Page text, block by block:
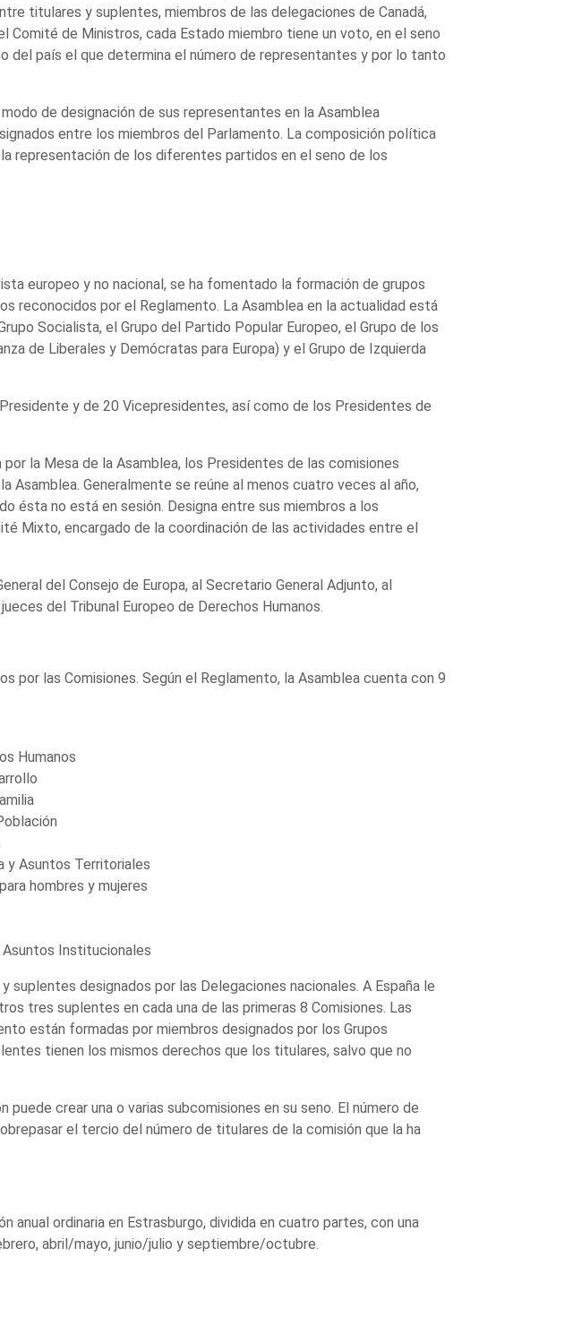
titulares y suplentes, miembros de las delegaciones de Canadá,
Comité de Ministros, cada Estado miembro tiene un voto, en el seno
del país el que determina el número de representantes y por lo tanto
de designación de sus representantes en la Asamblea
entre los miembros del Parlamento. La composición política
representación de los diferentes partidos en el seno de los
europeo y no nacional, se ha fomentado la formación de grupos
reconocidos por el Reglamento. La Asamblea en la actualidad está
Socialista, el Grupo del Partido Popular Europeo, el Grupo de los
de Liberales y Demócratas para Europa) y el Grupo de Izquierda
y de 20 Vicepresidentes, así como de los Presidentes de
la Mesa de la Asamblea, los Presidentes de las comisiones
Asamblea. Generalmente se reúne al menos cuatro veces al año,
ésta no está en sesión. Designa entre sus miembros a los
Mixto, encargado de la coordinación de las actividades entre el
del Consejo de Europa, al Secretario General Adjunto, al
del Tribunal Europeo de Derechos Humanos.
por las Comisiones. Según el Reglamento, la Asamblea cuenta con 9
Humanos
y Asuntos Territoriales
hombres y mujeres
Asuntos Institucionales
suplentes designados por las Delegaciones nacionales. A España le
tres suplentes en cada una de las primeras 8 Comisiones. Las
están formadas por miembros designados por los Grupos
tienen los mismos derechos que los titulares, salvo que no
puede crear una o varias subcomisiones en su seno. El número de
el tercio del número de titulares de la comisión que la ha
anual ordinaria en Estrasburgo, dividida en cuatro partes, con una
abril/mayo, junio/julio y septiembre/octubre.